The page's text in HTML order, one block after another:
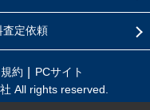
査定依頼
約
PCサイト
All rights reserved.